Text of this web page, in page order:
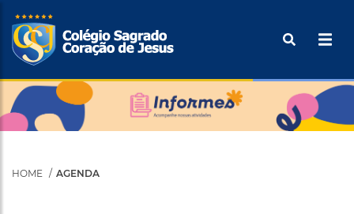
Tecle ENTER para efetuar a pesquisa
HOME AGENDA